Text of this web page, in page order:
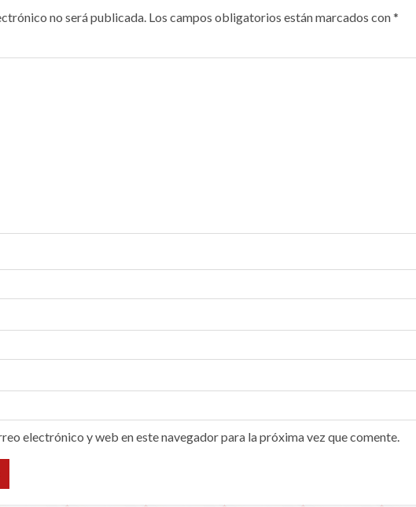
no será publicada. Los campos obligatorios están marcados con*
electrónico y web en este navegador para la próxima vez que comente.